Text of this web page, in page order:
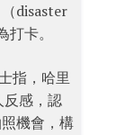
disaster
卡。
指，哈里
感，認
機會，構